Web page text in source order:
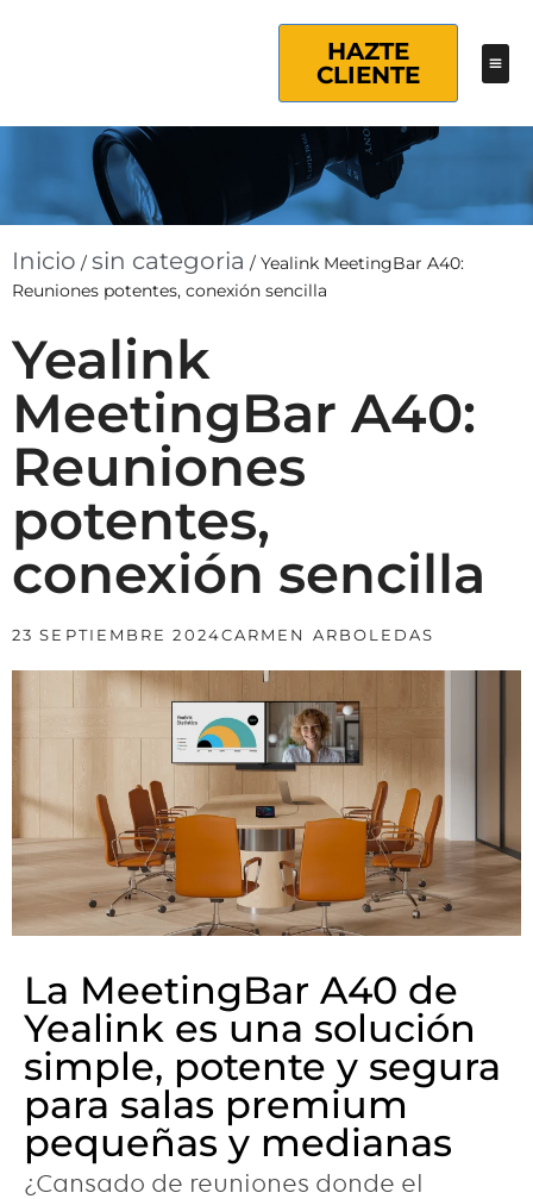
HAZTE
CLIENTE
Inicio / sin categoria / Yealink MeetingBar A40:
Reuniones potentes, conexión sencilla
Yealink
MeetingBar A40:
Reuniones
potentes,
conexión sencilla
23 SEPTIEMBRE 2024CARMEN ARBOLEDAS
La MeetingBar A40 de
Yealink es una solución
simple, potente y segura
para salas premium
pequeñas y medianas
¿Cansado de reuniones donde el